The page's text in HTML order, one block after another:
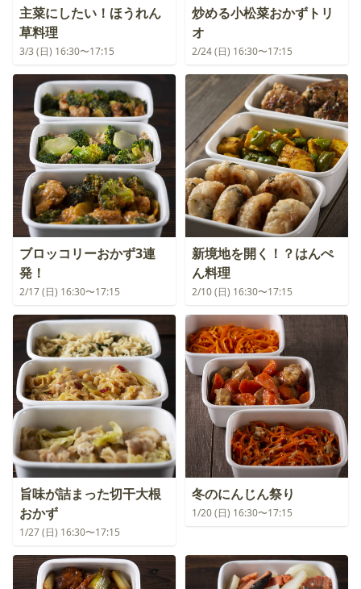
主菜にしたい！ほうれん
草料理
3/3 (日) 16:30〜17:15
炒める小松菜おかずトリ
オ
2/24 (日) 16:30〜17:15
ブロッコリーおかず3連
発！
2/17 (日) 16:30〜17:15
新境地を開く！？はんぺ
ん料理
2/10 (日) 16:30〜17:15
旨味が詰まった切干大根
おかず
1/27 (日) 16:30〜17:15
冬のにんじん祭り
1/20 (日) 16:30〜17:15